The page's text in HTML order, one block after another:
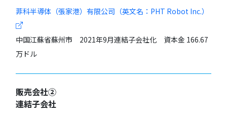
菲科半導体（張家港）有限公司（英文名：PHT Robot Inc.）
中国江蘇省蘇州市 2021年9月連結子会社化 資本金 166.67
万ドル
販売会社②
連結子会社